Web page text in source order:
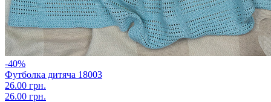
-40%
Футболка дитяча 18003
26.00 грн.
26.00 грн.